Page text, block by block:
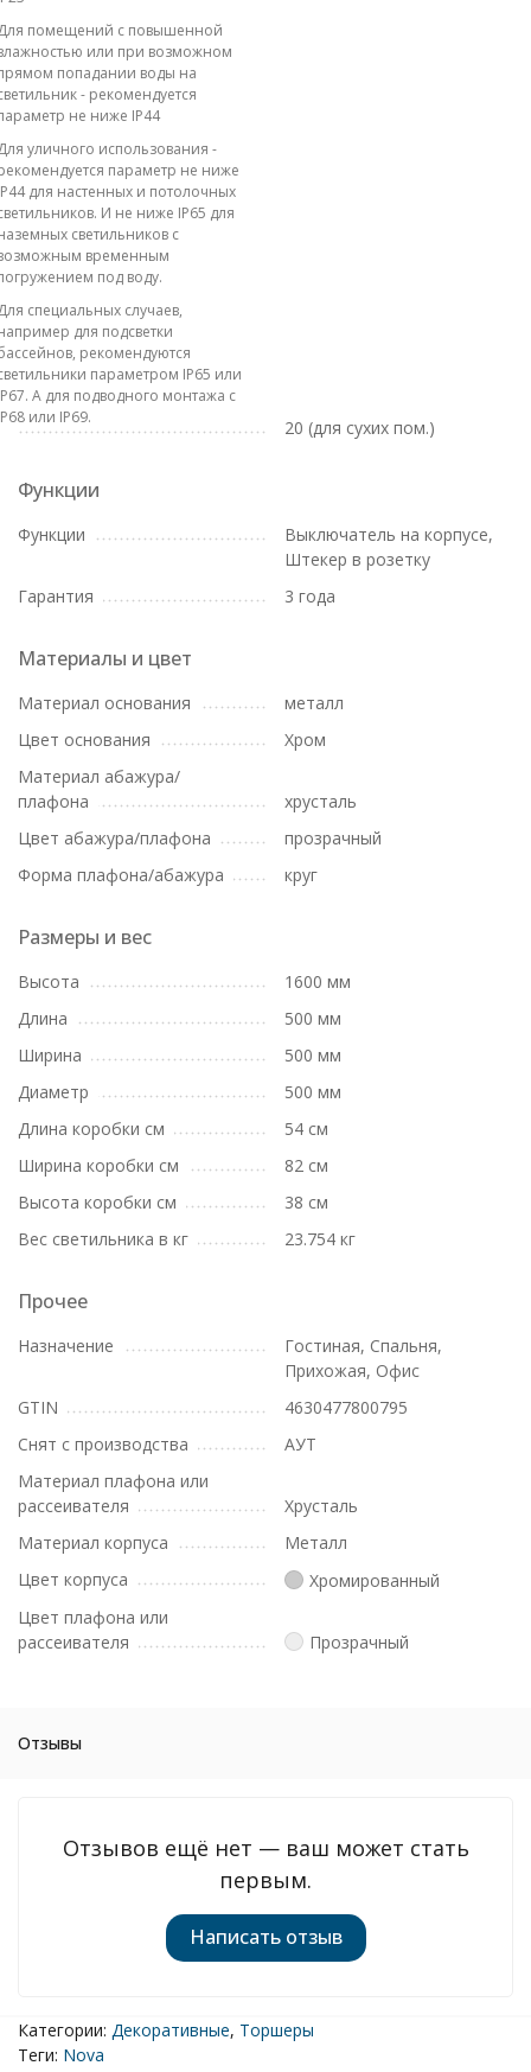
помещений с повышенной
или при возможном
попадании воды на
- рекомендуется
не ниже IP44
уличного использования -
параметр не ниже
для настенных и потолочных
И не ниже IP65 для
светильников с
временным
под воду.
специальных случаев,
для подсветки
рекомендуются
параметром IP65 или
А для подводного монтажа с
или IP69.
20 (для сухих пом.)
Функции
Функции
Выключатель на корпусе,
Штекер в розетку
Гарантия
3 года
Материалы и цвет
Материал основания
металл
Цвет основания
Хром
Материал абажура/
плафона
хрусталь
Цвет абажура/плафона
прозрачный
Форма плафона/абажура
круг
Размеры и вес
Высота
1600 мм
Длина
500 мм
Ширина
500 мм
Диаметр
500 мм
Длина коробки см
54 см
Ширина коробки см
82 см
Высота коробки см
38 см
Вес светильника в кг
23.754 кг
Прочее
Назначение
Гостиная, Спальня,
Прихожая, Офис
GTIN
4630477800795
Снят с производства
АУТ
Материал плафона или
рассеивателя
Хрусталь
Материал корпуса
Металл
Цвет корпуса
Хромированный
Цвет плафона или
рассеивателя
Прозрачный
Отзывы
Отзывов ещё нет — ваш может стать
первым.
Написать отзыв
Категории: Декоративные, Торшеры
Теги: Nova